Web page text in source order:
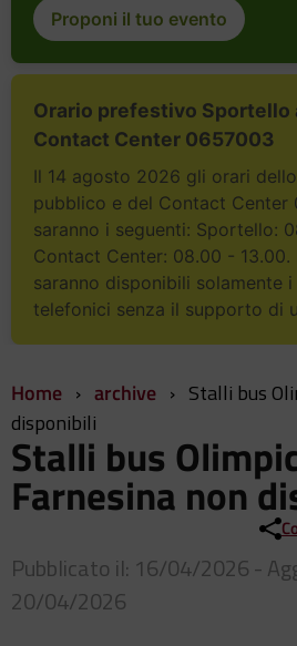
Proponi il tuo evento
Orario prefestivo Sportello
Contact Center 0657003
Il 14 agosto 2026 gli orari
pubblico e del Contact Center
saranno i seguenti: Sportello:
Contact Center: 08.00 - 13.00.
saranno disponibili solamente
telefonici senza il supporto di
Home › archive › Stalli bus
disponibili
Stalli bus
Farnesina non
Pubblicato il: 16/04/2026 -
20/04/2026